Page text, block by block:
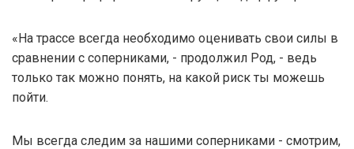
«На трассе всегда необходимо оценивать свои силы в
сравнении с соперниками, - продолжил Род, - ведь
только так можно понять, на какой риск ты можешь
пойти.
Мы всегда следим за нашими соперниками - смотрим,